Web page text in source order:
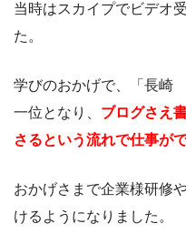
当時はスカイプでビデオ
た。
学びのおかげで、「長崎
一位となり、 ブログさえ
さるという流れで仕事が
おかげさまで企業様研修
けるようになりました。